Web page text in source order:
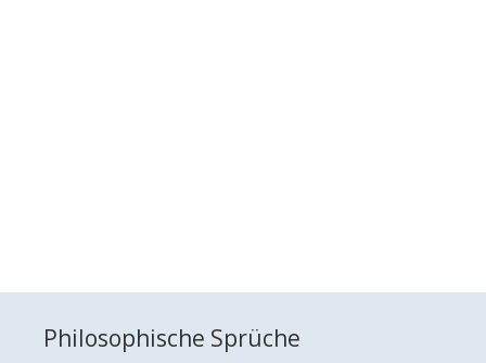
Philosophische Sprüche